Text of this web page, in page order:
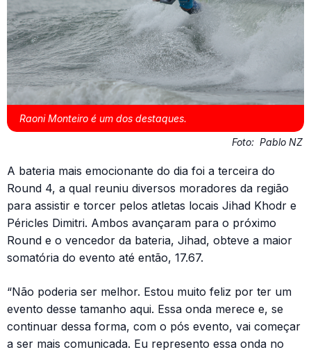
Raoni Monteiro é um dos destaques.
Foto: Pablo NZ
A bateria mais emocionante do dia foi a terceira do
Round 4, a qual reuniu diversos moradores da região
para assistir e torcer pelos atletas locais Jihad Khodr e
Péricles Dimitri. Ambos avançaram para o próximo
Round e o vencedor da bateria, Jihad, obteve a maior
somatória do evento até então, 17.67.
“Não poderia ser melhor. Estou muito feliz por ter um
evento desse tamanho aqui. Essa onda merece e, se
continuar dessa forma, com o pós evento, vai começar
a ser mais comunicada. Eu represento essa onda no